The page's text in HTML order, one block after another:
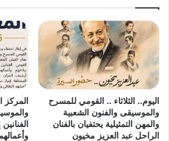
اليوم.. الثلاثاء .. القومي للمسرح
والموسيقى والفنون الشعبية
والمهن التمثيلية يحتفيان بالفنان
الراحل عبد العزيز مخيون